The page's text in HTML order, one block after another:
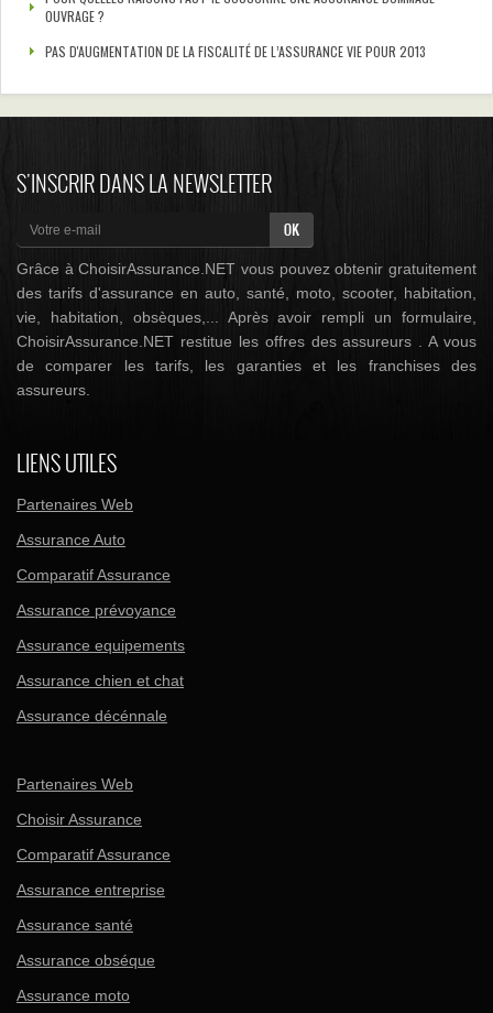
OUVRAGE ?
PAS D'AUGMENTATION DE LA FISCALITÉ DE L’ASSURANCE VIE POUR 2013
S'INSCRIR DANS LA NEWSLETTER
Grâce à ChoisirAssurance.NET vous pouvez obtenir gratuitement
des tarifs d'assurance en auto, santé, moto, scooter, habitation,
vie, habitation, obsèques,... Après avoir rempli un formulaire,
ChoisirAssurance.NET restitue les offres des assureurs . A vous
de comparer les tarifs, les garanties et les franchises des
assureurs.
LIENS UTILES
Partenaires Web
Assurance Auto
Comparatif Assurance
Assurance prévoyance
Assurance equipements
Assurance chien et chat
Assurance décénnale
Partenaires Web
Choisir Assurance
Comparatif Assurance
Assurance entreprise
Assurance santé
Assurance obséque
Assurance moto